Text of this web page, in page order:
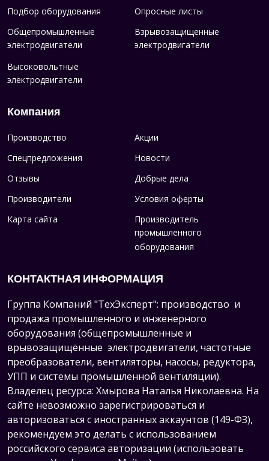
Подбор оборудования
Опросные листы
Общепромышленные
электродвигатели
Взрывозащищенные
электродвигатели
Высоковольтные
электродвигатели
Компания
Производство
Акции
Спецпредложения
Новости
Отзывы
Добрые дела
Производители
Условия оферты
Карта сайта
Производитель
промышленного
оборудования
КОНТАКТНАЯ ИНФОРМАЦИЯ
Группа Компаний "ТехЭксперт": производство и
продажа промышленного и инженерного
оборудования (общепромышленные и
врывозащищённые электродвигатели, частотные
преобразователи, вентиляторы, насосы, редуктора,
УПП и системы промышленной вентиляции).
Владелец ресурса: Хмырова Наталья Николаевна. На
сайте невозможно зарегистрироваться и
авторизоваться с иностранных аккаунтов (149-ФЗ),
рекомендуем это делать с использованием
российского сервиса авторизации (использовать